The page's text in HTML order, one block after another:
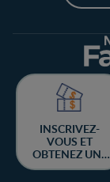
INSCRIVEZ-
VOUS ET
OBTENEZ UNE
CHANCE DE